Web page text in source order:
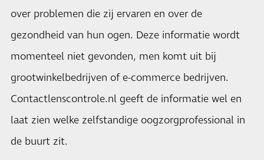
over problemen die zij ervaren en over de
gezondheid van hun ogen. Deze informatie wordt
momenteel niet gevonden, men komt uit bij
grootwinkelbedrijven of e-commerce bedrijven.
Contactlenscontrole.nl geeft de informatie wel en
laat zien welke zelfstandige oogzorgprofessional in
de buurt zit.